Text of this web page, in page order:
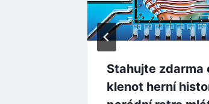
Stahujte zdarma
klenot herní